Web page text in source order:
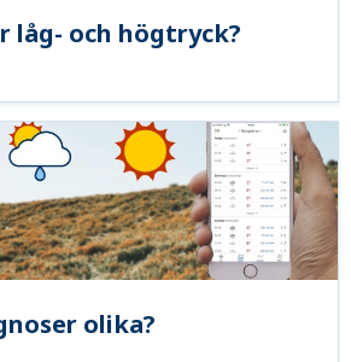
låg- och högtryck?
olika?